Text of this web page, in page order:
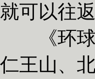
就可以往
《环球
仁王山、